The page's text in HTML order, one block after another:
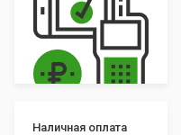
Наличная оплата